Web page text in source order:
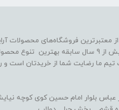
از معتبرترین فروشگاه‌های محصولات
جنوب ایران با بیش از 9 سال سابقه
ما رضایت شما از خریدتان است و
بلوار امام حسین کوی کوچه نیایش